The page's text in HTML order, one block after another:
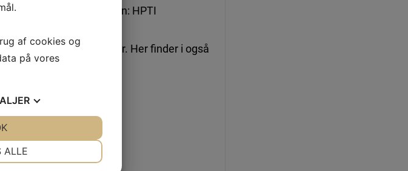
eller Facebook gruppen: HPTI
ændringer i træningstider. Her finder i også
af cookies og
på vores
ALLE